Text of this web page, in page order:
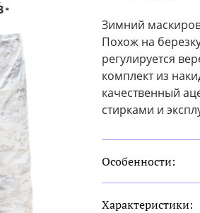
Зимний
Похож на
регулируется
комплект из
качественный
стирками и
Особенности:
Характеристики: